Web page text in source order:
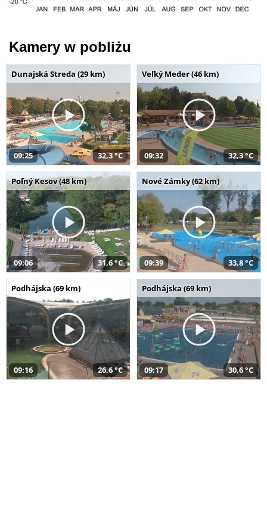
Kamery w pobliżu
Dunajská Streda (29 km)
09:25 32,3 °C
Veľký Meder (46 km)
09:32 32,3 °C
Poľný Kesov (48 km)
09:06 31,6 °C
Nové Zámky (62 km)
09:39 33,8 °C
Podhájska (69 km)
09:16 26,6 °C
Podhájska (69 km)
09:17 30,6 °C